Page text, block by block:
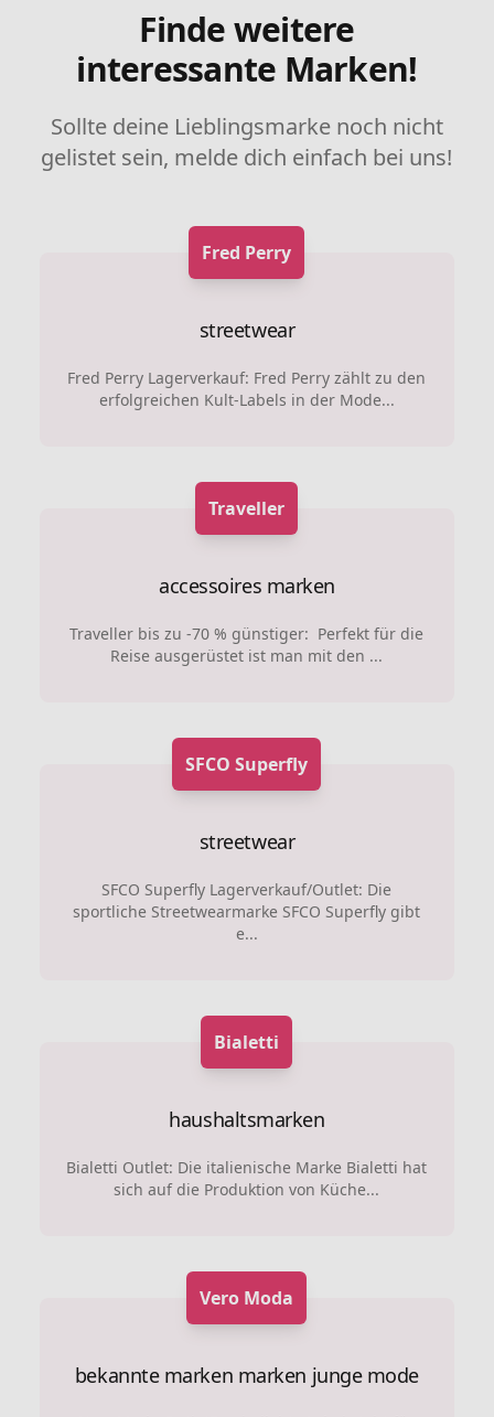
Finde weitere
interessante Marken!
Sollte deine Lieblingsmarke noch nicht
gelistet sein, melde dich einfach bei uns!
Fred Perry
streetwear
Fred Perry Lagerverkauf: Fred Perry zählt zu den
erfolgreichen Kult-Labels in der Mode...
Traveller
accessoires marken
Traveller bis zu -70 % günstiger: Perfekt für die
Reise ausgerüstet ist man mit den ...
SFCO Superfly
streetwear
SFCO Superfly Lagerverkauf/Outlet: Die
sportliche Streetwearmarke SFCO Superfly gibt
e...
Bialetti
haushaltsmarken
Bialetti Outlet: Die italienische Marke Bialetti hat
sich auf die Produktion von Küche...
Vero Moda
bekannte marken marken junge mode